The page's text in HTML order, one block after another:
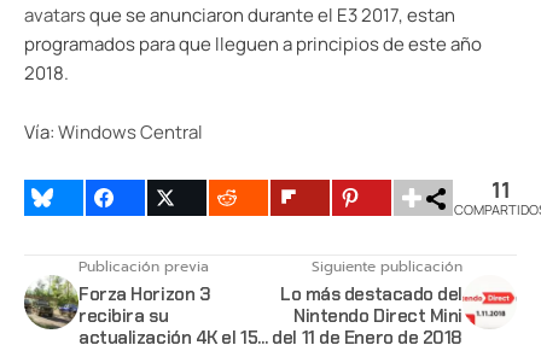
avatarsque se anunciaron durante el E3 2017, estan
programados para que lleguen a principios de este año
2018.
Vía:Windows Central
11
Publicación previa
Forza Horizon 3
recibira su
actualización 4K el 15
Siguiente publicación
Lo más destacado del
Nintendo Direct Mini
del 11 de Enero de 2018